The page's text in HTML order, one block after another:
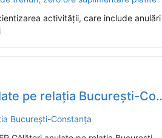
activității, care include anulări
relația București-Constanța